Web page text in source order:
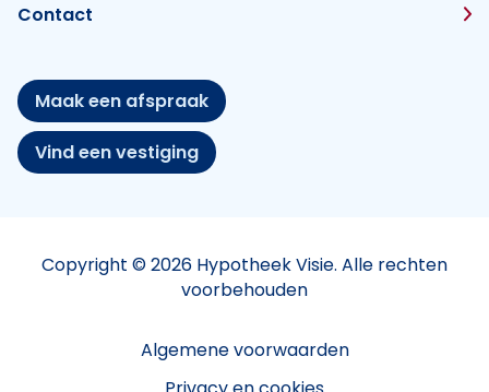
Contact
Maak een afspraak
Vind een vestiging
Copyright © 2026 Hypotheek Visie. Alle rechten
voorbehouden
Algemene voorwaarden